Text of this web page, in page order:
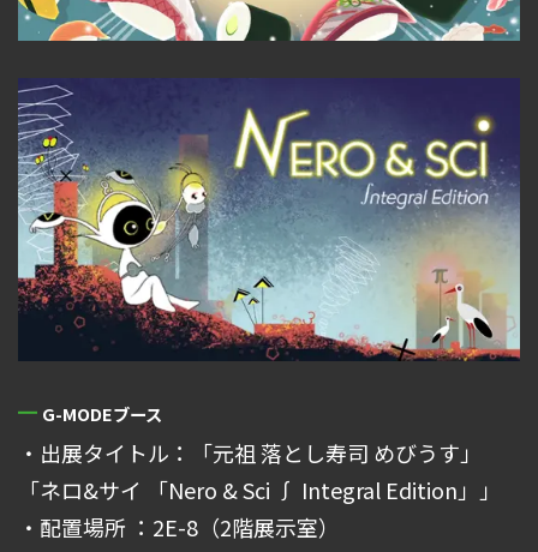
G-MODEブース
・出展タイトル：「元祖 落とし寿司 めびうす」
「ネロ&サイ 「Nero & Sci ∫ Integral Edition」」
・配置場所 ：2E-8（2階展示室）